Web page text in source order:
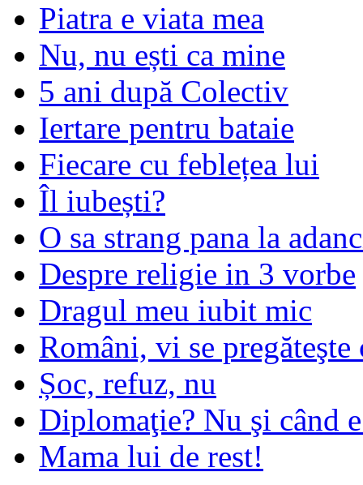
Piatra e viata mea
Nu, nu ești ca mine
5 ani după Colectiv
Iertare pentru bataie
Fiecare cu feblețea lui
Îl iubești?
O sa strang pana la
Despre religie in 3 vorbe
Dragul meu iubit mic
Români, vi se pregăteşte
Șoc, refuz, nu
Diplomaţie? Nu şi când
Mama lui de rest!